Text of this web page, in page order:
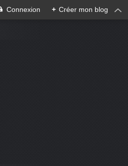
Connexion + Créer mon blog